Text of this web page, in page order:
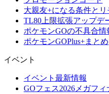
大親友+になる条件と
TL80上限拡張アップデ
ポケモンGOの不具合情
ポケモンGOPlus+まとめ
イベント
イベント最新情報
GOフェス2026メガフィ